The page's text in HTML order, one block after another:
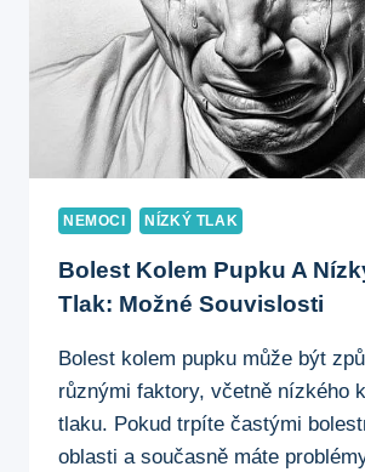
PROBLÉMEM
NEMOCI NÍZKÝ TLAK
Bolest Kolem Pupku A
Tlak: Možné Souvislosti
Bolest kolem pupku může být
různými faktory, včetně nízkého
tlaku. Pokud trpíte častými
oblasti a současně máte